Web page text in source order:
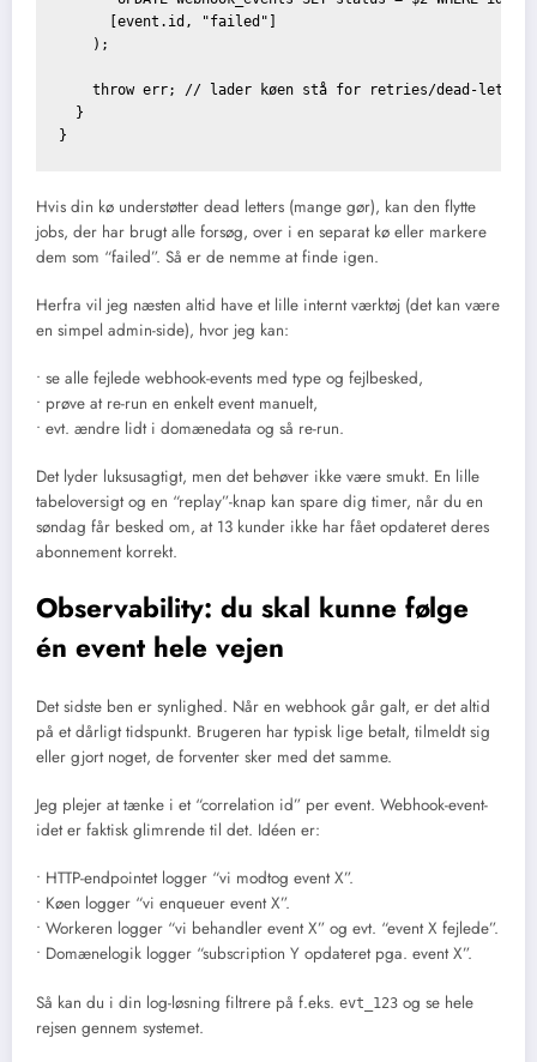
      [event.id, "failed"]
    );
    throw err; // lader køen stå for retries/dead-letter
  }
Hvis din kø understøtter dead letters (mange gør), kan den flytte
jobs, der har brugt alle forsøg, over i en separat kø eller markere
dem som “failed”. Så er de nemme at finde igen.
Herfra vil jeg næsten altid have et lille internt værktøj (det kan være
en simpel admin-side), hvor jeg kan:
• se alle fejlede webhook-events med type og fejlbesked,
• prøve at re-run en enkelt event manuelt,
• evt. ændre lidt i domænedata og så re-run.
Det lyder luksusagtigt, men det behøver ikke være smukt. En lille
tabeloversigt og en “replay”-knap kan spare dig timer, når du en
søndag får besked om, at 13 kunder ikke har fået opdateret deres
abonnement korrekt.
Observability: du skal kunne følge
én event hele vejen
Det sidste ben er synlighed. Når en webhook går galt, er det altid
på et dårligt tidspunkt. Brugeren har typisk lige betalt, tilmeldt sig
eller gjort noget, de forventer sker med det samme.
Jeg plejer at tænke i et “correlation id” per event. Webhook-event-
idet er faktisk glimrende til det. Idéen er:
• HTTP-endpointet logger “vi modtog event X”.
• Køen logger “vi enqueuer event X”.
• Workeren logger “vi behandler event X” og evt. “event X fejlede”.
• Domænelogik logger “subscription Y opdateret pga. event X”.
Så kan du i din log-løsning filtrere på f.eks. evt_123 og se hele
rejsen gennem systemet.